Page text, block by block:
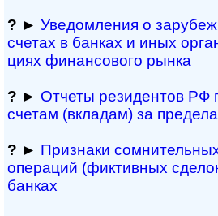
? ► Уведомления о
сче­тах в банках и иных
ци­ях фи­нан­со­во­го рынка
? ► Отчеты резидентов РФ
счетам (вкла­дам) за
? ► Признаки
операций (фиктивных
банках